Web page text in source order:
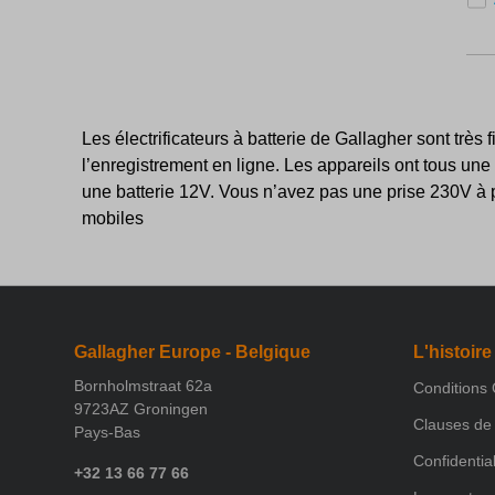
Les électrificateurs à batterie de Gallagher sont
l’enregistrement en ligne. Les appareils ont tous
une batterie 12V. Vous n’avez pas une prise 230V
mobiles
Gallagher Europe - Belgique
Bornholmstraat 62a
9723AZ Groningen
Pays-Bas
+32 13 66 77 66
L'histoire
Conditions
Clauses